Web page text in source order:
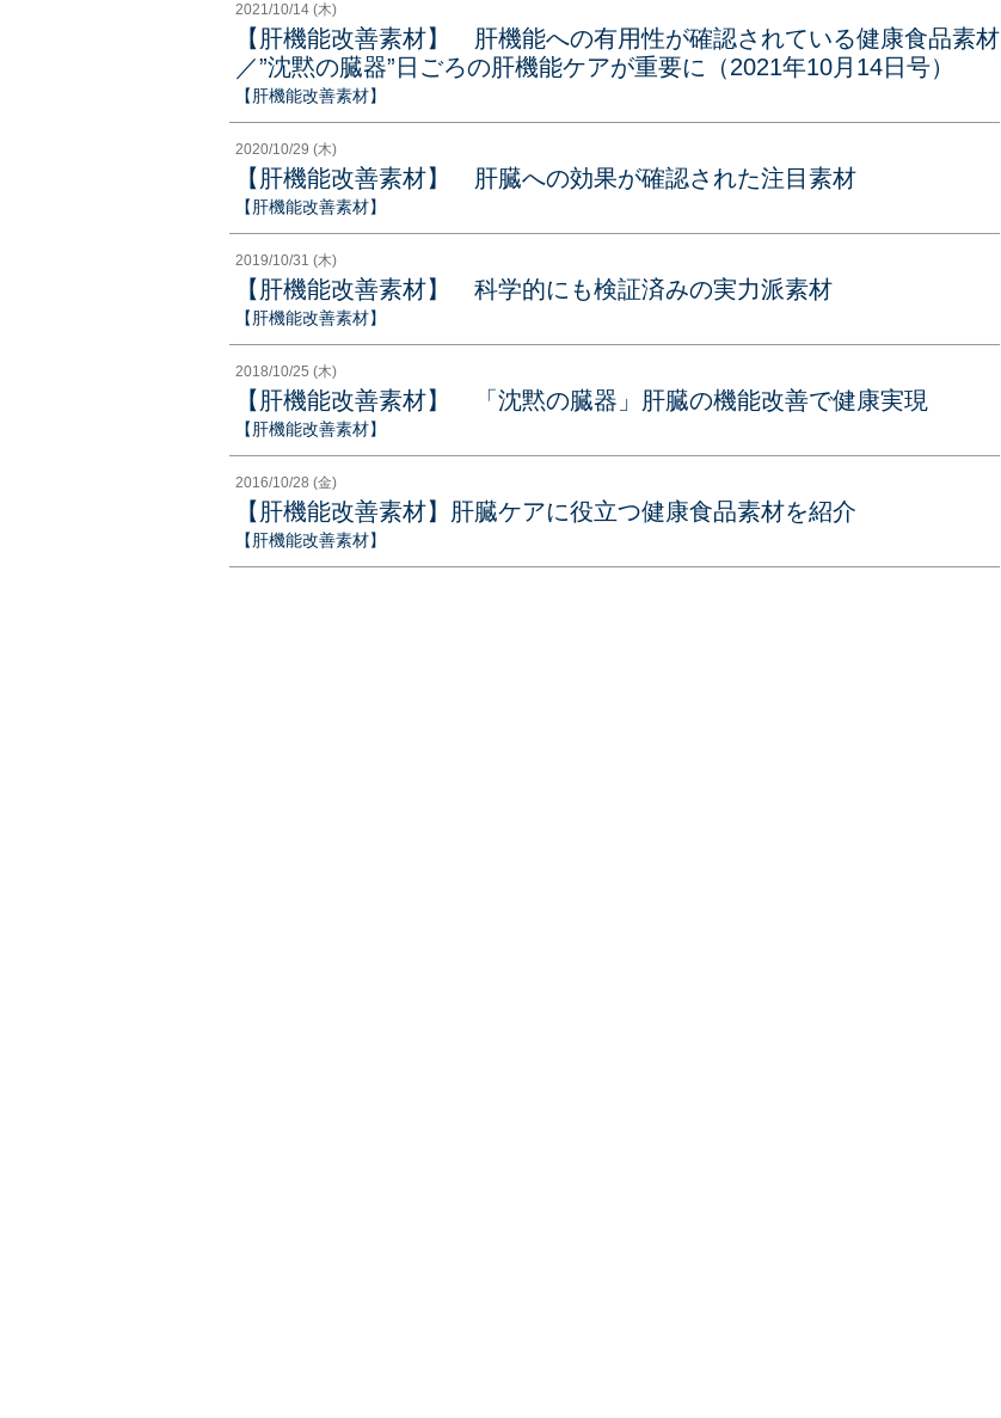
2021/10/14 (木)
【肝機能改善素材】 肝機能への有用性が確認されている健康食品素材
／”沈黙の臓器”日ごろの肝機能ケアが重要に（2021年10月14日号）
【肝機能改善素材】
2020/10/29 (木)
【肝機能改善素材】 肝臓への効果が確認された注目素材
【肝機能改善素材】
2019/10/31 (木)
【肝機能改善素材】 科学的にも検証済みの実力派素材
【肝機能改善素材】
2018/10/25 (木)
【肝機能改善素材】 「沈黙の臓器」肝臓の機能改善で健康実現
【肝機能改善素材】
2016/10/28 (金)
【肝機能改善素材】肝臓ケアに役立つ健康食品素材を紹介
【肝機能改善素材】